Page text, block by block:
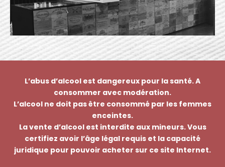
L’abus d’alcool est dangereux pour la santé. A
consommer avec modération.
L’alcool ne doit pas être consommé par les femmes
enceintes.
La vente d’alcool est interdite aux mineurs. Vous
certifiez avoir l’âge légal requis et la capacité
juridique pour pouvoir acheter sur ce site Internet.